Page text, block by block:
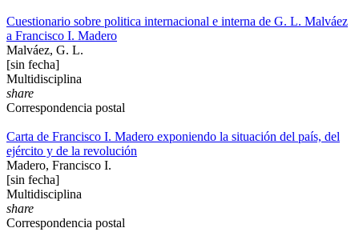
Cuestionario sobre politica internacional e interna de G. L. Malváez
a Francisco I. Madero
Malváez, G. L.
[sin fecha]
Multidisciplina
share
Correspondencia postal
Carta de Francisco I. Madero exponiendo la situación del país, del
ejército y de la revolución
Madero, Francisco I.
[sin fecha]
Multidisciplina
share
Correspondencia postal